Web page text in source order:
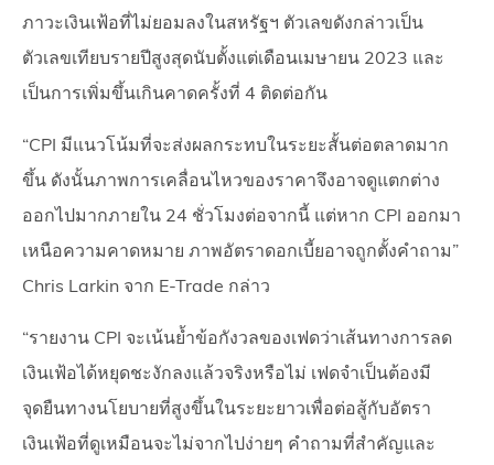
ภาวะเงินเฟ้อที่ไม่ยอมลงในสหรัฐฯ ตัวเลขดังกล่าวเป็น
ตัวเลขเทียบรายปีสูงสุดนับตั้งแต่เดือนเมษายน 2023 และ
เป็นการเพิ่มขึ้นเกินคาดครั้งที่ 4 ติดต่อกัน
“CPI มีแนวโน้มที่จะส่งผลกระทบในระยะสั้นต่อตลาดมาก
ขึ้น ดังนั้นภาพการเคลื่อนไหวของราคาจึงอาจดูแตกต่าง
ออกไปมากภายใน 24 ชั่วโมงต่อจากนี้ แต่หาก CPI ออกมา
เหนือความคาดหมาย ภาพอัตราดอกเบี้ยอาจถูกตั้งคำถาม”
Chris Larkin จาก E-Trade กล่าว
“รายงาน CPI จะเน้นย้ำข้อกังวลของเฟดว่าเส้นทางการลด
เงินเฟ้อได้หยุดชะงักลงแล้วจริงหรือไม่ เฟดจำเป็นต้องมี
จุดยืนทางนโยบายที่สูงขึ้นในระยะยาวเพื่อต่อสู้กับอัตรา
เงินเฟ้อที่ดูเหมือนจะไม่จากไปง่ายๆ คำถามที่สำคัญและ